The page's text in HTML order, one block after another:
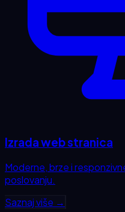
Izrada web stranica
Moderne, brze i
poslovanju.
Saznaj više →